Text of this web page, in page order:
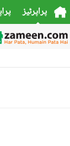
پراپرٹیز